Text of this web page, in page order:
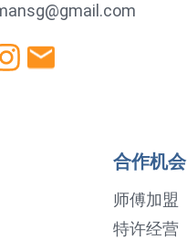
合作机会
师傅加盟
特许经营